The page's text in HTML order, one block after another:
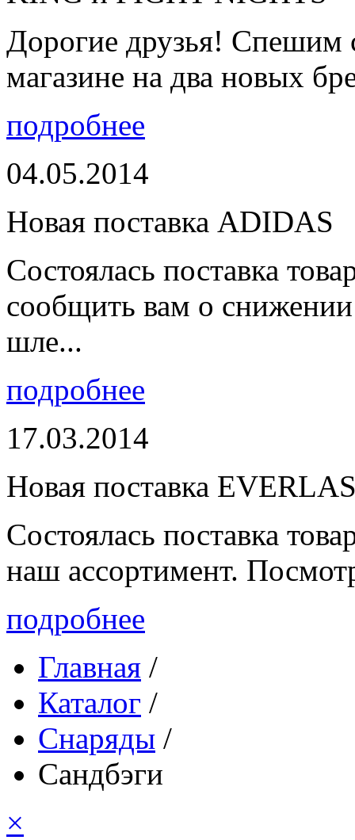
Дорогие друзья! Спешим
магазине на два новых
подробнее
04.05.2014
Новая поставка ADIDAS
Состоялась поставка
сообщить вам о
шле...
подробнее
17.03.2014
Новая поставка
Состоялась поставка
наш ассортимент.
подробнее
Главная /
Каталог /
Снаряды /
Сандбэги
×